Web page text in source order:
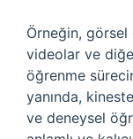
Örneğin,
videolar ve
öğrenme
yanında,
ve deneysel